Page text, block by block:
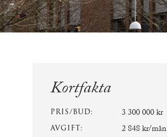
Kortfakta
PRIS/BUD: 3 300 000 kr
AVGIFT: 2 848 kr/mån